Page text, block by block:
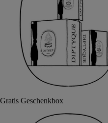
Gratis Geschenkbox